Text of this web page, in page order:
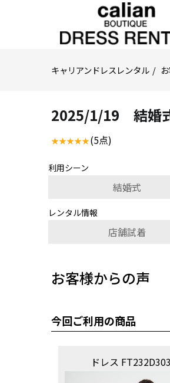
キャリアンドレスレンタル
2025/1/19 結婚
(5点)
利用シーン
結婚式
レンタル情報
店舗試着
お客様からの声
今回ご利用の商品
ドレス